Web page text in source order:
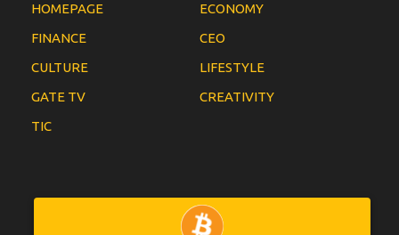
HOMEPAGE
ECONOMY
FINANCE
CEO
CULTURE
LIFESTYLE
GATE TV
CREATIVITY
TIC